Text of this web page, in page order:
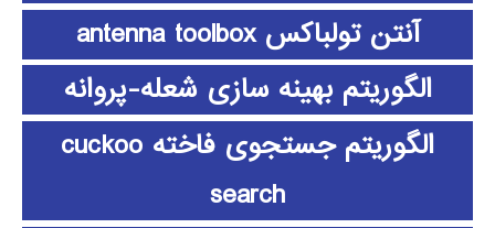
آنتن تولباکس antenna toolbox
الگوریتم بهینه سازی شعله-پروانه
الگوریتم جستجوی فاخته cuckoo
search